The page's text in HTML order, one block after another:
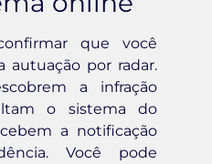
que você
autuação por radar.
a infração
o sistema do
a notificação
Você pode